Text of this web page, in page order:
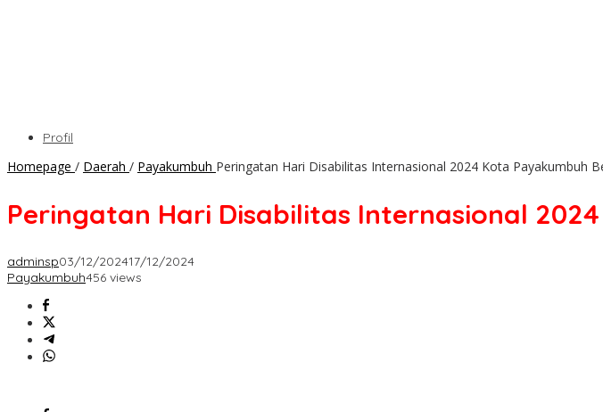
Profil
Homepage / Daerah / Payakumbuh Peringatan Hari Disabilitas Internasional 2024 Kota Payakumbuh
Peringatan Hari Disabilitas Internasional
adminsp03/12/202417/12/2024
Payakumbuh456 views